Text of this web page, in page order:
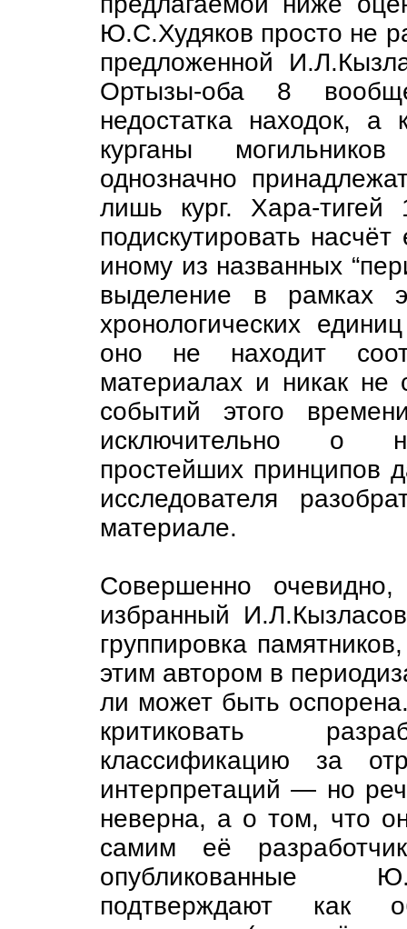
Ю.С.Худяков просто не
предложенной
Ортызы-оба 8
недостатка находок,
курганы
однозначно
лишь кург. Хара-
подискутировать
иному из названных
выделение в рамках
хронологических
оно не находит
материалах и никак не
событий этого
исключительно о
простейших принципов
исследователя
материале.
Совершенно
избранный
группировка
этим автором в
ли может быть
критиковать
классификацию за
интерпретаций — но
неверна, а о том, что
самим её
опубликованные
подтверждают как